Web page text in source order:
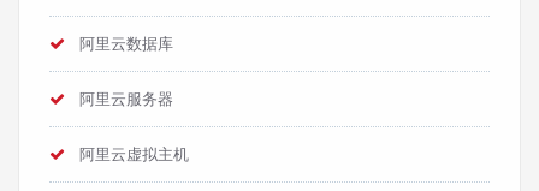
阿里云数据库
阿里云服务器
阿里云虚拟主机